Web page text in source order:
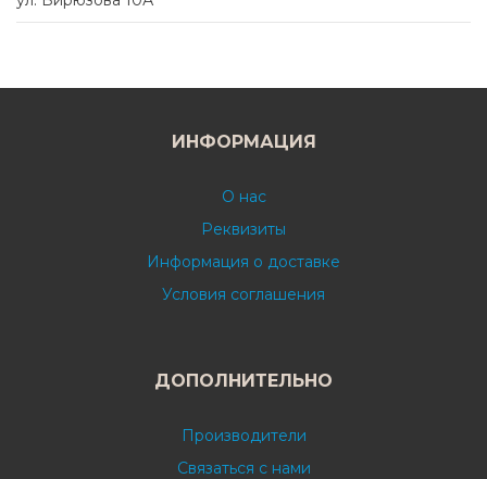
ИНФОРМАЦИЯ
О нас
Реквизиты
Информация о доставке
Условия соглашения
ДОПОЛНИТЕЛЬНО
Производители
Связаться с нами